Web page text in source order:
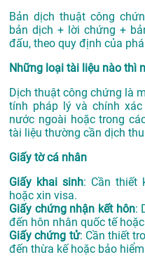
Bản dịch thuật công
bản dịch + lời chứng +
đấu, theo quy định của
Những loại tài liệu nào thì
Dịch thuật công chứng là
tính pháp lý và chính
nước ngoài hoặc trong
tài liệu thường cần dịch
Giấy tờ cá nhân
Giấy khai sinh: Cần thiết
hoặc xin visa.
Giấy chứng nhận kết hôn:
đến hôn nhân quốc tế
Giấy chứng tử: Cần thiết
đến thừa kế hoặc bảo